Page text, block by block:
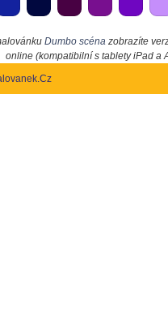
Dumbo scéna zobrazíte
online (kompatibilní s tablety iPad a